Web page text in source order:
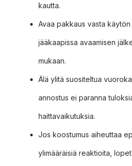
kautta.
Avaa pakkaus vasta käytön
jääkaapissa avaamisen
mukaan.
Älä ylitä suositeltua
annostus ei paranna
haittavaikutuksia.
Jos koostumus aiheuttaa
ylimääräisiä reaktioita,